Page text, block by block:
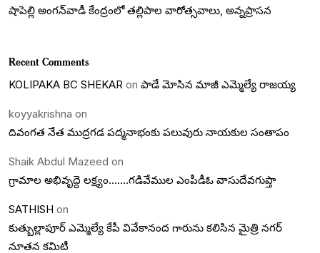
షాపెల్లి అంగన్‌వాడీ కేంద్రంలో తల్లిపాల వారోత్సవాలు, అన్నప్రాసన
Recent Comments
KOLIPAKA BC SHEKAR on పాడే మోసిన మాజీ ఎమ్మెల్యే రాజయ్య
koyyakrishna on
దివంగత నేత ముద్రగడ పద్మనాభంకు పలువురు నాయకుల సంతాపం
Shaik Abdul Mazeed on
గ్రామాల అభివృద్దె లక్ష్యం…….గడివేముల ఎంపీడీఓ వాసుదేవగుప్తా
SATHISH on
కుత్బుల్లాపూర్ ఎమ్మెల్యే కేపీ వివేకానంద గారును కలిసిన మైత్రి నగర్
నూతన కమిటీ